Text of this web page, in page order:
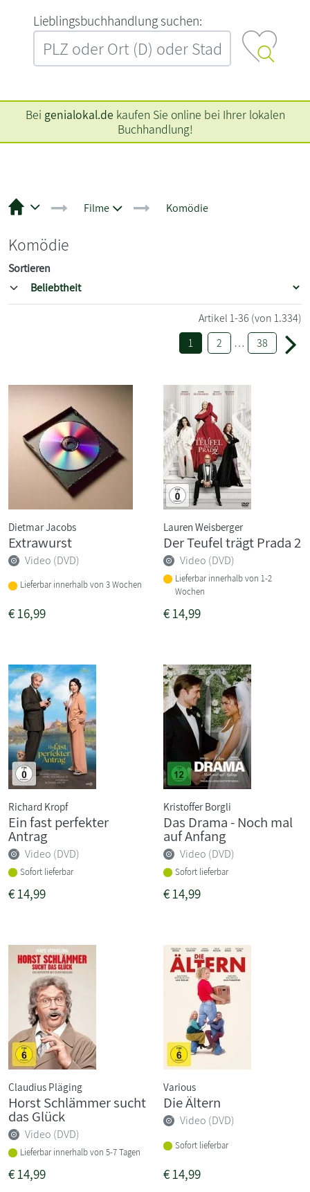
L‍i‍e‍b‍l‍i‍n‍g‍s‍b‍u‍c‍h‍h‍a‍n‍d‍l‍u‍n‍g‍ ‍s‍u‍c‍h‍e‍n‍:‍
Bei genialokal.de kaufen Sie online bei Ihrer lokalen
Buchhandlung!
Filme Komödie
Komödie
Sortieren
Artikel1-36 (von 1.334)
1
2 … 38
Dietmar Jacobs
Extrawurst
Video (DVD)
Lieferbar innerhalb von 3 Wochen
€16,99
Lauren Weisberger
Der Teufel trägt Prada 2
Video (DVD)
Lieferbar innerhalb von 1-2
Wochen
€14,99
Richard Kropf
Ein fast perfekter
Antrag
Video (DVD)
Sofort lieferbar
€14,99
Kristoffer Borgli
Das Drama - Noch mal
auf Anfang
Video (DVD)
Sofort lieferbar
€14,99
Claudius Pläging
Horst Schlämmer sucht
das Glück
Video (DVD)
Lieferbar innerhalb von 5-7 Tagen
€14,99
Various
Die Ältern
Video (DVD)
Sofort lieferbar
€14,99